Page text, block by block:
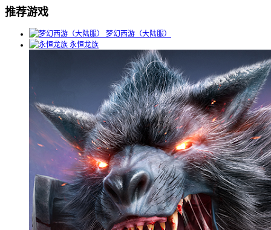
推荐游戏
梦幻西游（大陆服）
永恒龙族